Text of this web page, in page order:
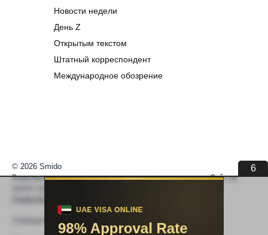
Новости недели
День Z
Открытым текстом
Штатный корреспондент
Международное обозрение
6
© 2026 Smido
Видеоматериалы встраиваются из открытых источников. Сайт не
Видео не работает